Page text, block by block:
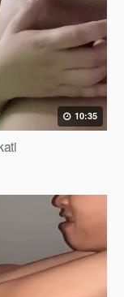
10:35